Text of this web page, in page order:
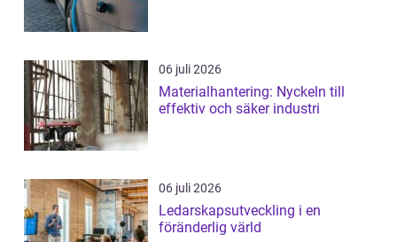
06 juli 2026
Materialhantering: Nyckeln till
effektiv och säker industri
06 juli 2026
Ledarskapsutveckling i en
föränderlig värld